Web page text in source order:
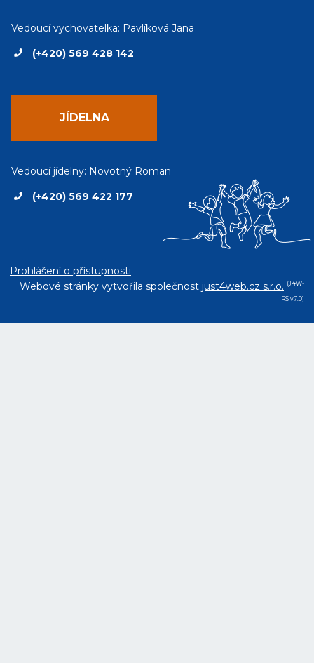
Vedoucí vychovatelka: Pavlíková Jana
(+420) 569 428 142
JÍDELNA
Vedoucí jídelny: Novotný Roman
(+420) 569 422 177
Prohlášení o přístupnosti
Webové stránky vytvořila společnost just4web.cz s.r.o. (J4W-
RS v7.0)